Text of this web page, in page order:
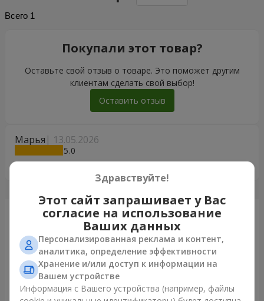
Всего 1
Марья 13.05.2026
5
Дякую,було все супер!
Покупали этот товар?
Оставьте свой отзыв о товаре. Это поможет другим
клиентам сделать свой выбор!
Оставить отзыв
Только что доставили
Здравствуйте!
Этот сайт запрашивает у Вас
согласие на использование
Ваших данных
Персонализированная реклама и контент,
аналитика, определение эффективности
Хранение и/или доступ к информации на
Вашем устройстве
Информация с Вашего устройства (например, файлы